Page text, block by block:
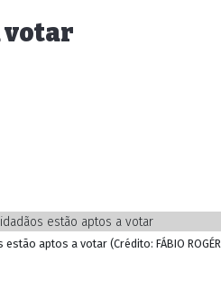
votar
aptos a votar (Crédito: FÁBIO